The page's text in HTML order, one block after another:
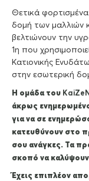
Θετικά
δομή των μαλλιών
βελτιώνουν την
1η που
Κατιονικής
στην εσωτερική
Η ομάδα του
άκρως
για να σε
κατευθύνουν στο
σου ανάγκες. Τα
σκοπό να
Έχεις επιπλέον